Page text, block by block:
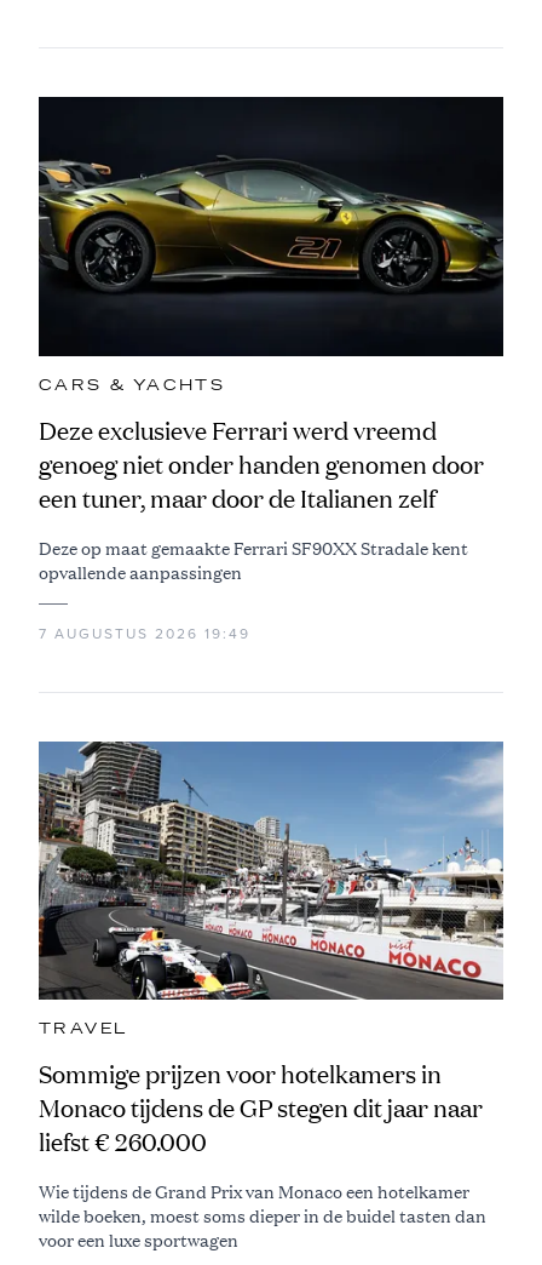
CARS & YACHTS
Deze exclusieve Ferrari werd vreemd
genoeg niet onder handen genomen door
een tuner, maar door de Italianen zelf
Deze op maat gemaakte Ferrari SF90XX Stradale kent
opvallende aanpassingen
7 AUGUSTUS 2026 19:49
TRAVEL
Sommige prijzen voor hotelkamers in
Monaco tijdens de GP stegen dit jaar naar
liefst € 260.000
Wie tijdens de Grand Prix van Monaco een hotelkamer
wilde boeken, moest soms dieper in de buidel tasten dan
voor een luxe sportwagen